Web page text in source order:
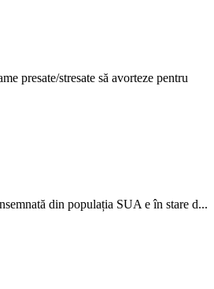
presate/stresate să avorteze pentru
din populația SUA e în stare d...